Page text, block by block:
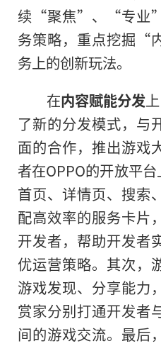
续“聚焦”、“专业
务策略，重点挖掘“
务上的创新玩法。
在内容赋能分发
了新的分发模式，与
面的合作，推出游戏
者在OPPO的开放平台
首页、详情页、搜索
配高效率的服务卡片
开发者，帮助开发者
优运营策略。其次，
游戏发现、分享能力
赏家分别打通开发者
间的游戏交流。最后